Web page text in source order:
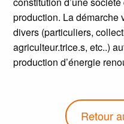
production. La démarche
divers (particuliers,
agriculteur.trice.s, etc..)
production d’énergie
Retour